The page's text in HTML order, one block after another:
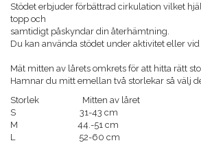
Stödet erbjuder förbättrad cirkulation vilket
topp och
samtidigt påskyndar din återhämtning.
Du kan använda stödet under aktivitet eller
Mät mitten av lårets omkrets för att hitta rätt
Hamnar du mitt emellan två storlekar så välj
Storlek Mitten av låret
S 31-43 cm
M 44.-51 cm
L 52-60 cm